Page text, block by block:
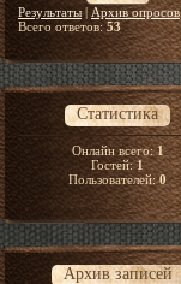
Результаты| Архив опросов
Всего ответов:53
Статистика
Онлайн всего:1
Гостей:1
Пользователей:0
Архив записей